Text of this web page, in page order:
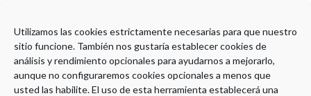
Utilizamos las cookies estrictamente necesarias para que nuestro
sitio funcione. También nos gustaría establecer cookies de
análisis y rendimiento opcionales para ayudarnos a mejorarlo,
aunque no configuraremos cookies opcionales a menos que
usted las habilite. El uso de esta herramienta establecerá una
Demo Plantilla 3: H5P + PDFs